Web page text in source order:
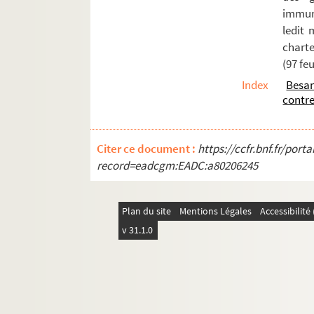
150. Requête du provincial du tiers
152. Lettre du gouverneur de Franche-
153. Mémoires de la ville de Besançon
155. « Récit véritable... » du meurtre
ledit
(97
Index
Citer ce document : https://ccfr.bnf.fr/
record=eadcgm:EADC:a80206245
Plan du site Mentions Légales
v 31.1.0